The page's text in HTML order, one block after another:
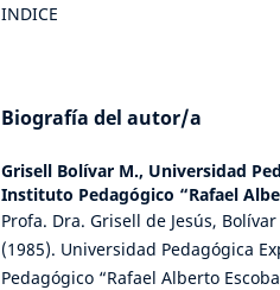
INDICE
Biografía del autor/a
Grisell Bolívar M., Universidad
Instituto Pedagógico “Rafael
Profa. Dra. Grisell de Jesús,
(1985). Universidad Pedagógica
Pedagógico “Rafael Alberto